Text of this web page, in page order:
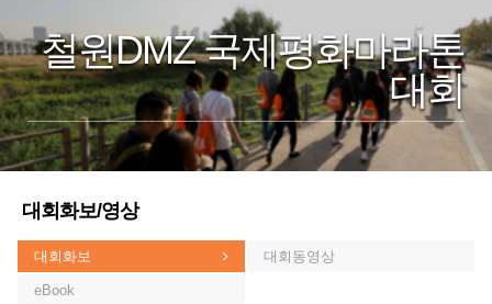
철원DMZ 국제평화마라톤
대회
대회화보/영상
대회화보 대회동영상
eBook